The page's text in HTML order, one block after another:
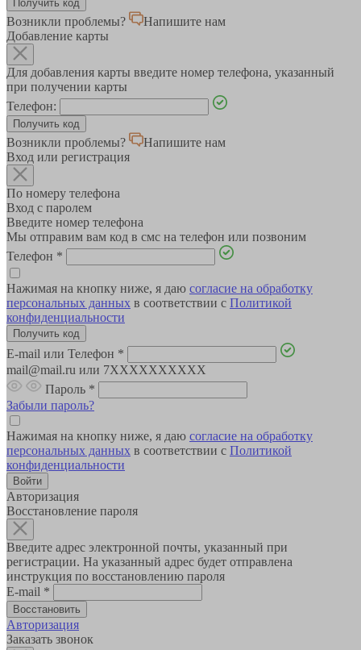
Возникли проблемы?
Напишите нам
Добавление карты
Для добавления карты введите номер телефона, указанный
при получении карты
Телефон:
Возникли проблемы?
Напишите нам
Вход или регистрация
По номеру телефона
Вход с паролем
Введите номер телефона
Мы отправим вам код в смс на телефон или позвоним
Телефон *
Нажимая на кнопку ниже, я даю согласие на обработку
персональных данных в соответствии с Политикой
конфиденциальности
E-mail или Телефон *
mail@mail.ru или 7XXXXXXXXXX
Пароль *
Забыли пароль?
Нажимая на кнопку ниже, я даю согласие на обработку
персональных данных в соответствии с Политикой
конфиденциальности
Авторизация
Восстановление пароля
Введите адрес электронной почты, указанный при
регистрации. На указанный адрес будет отправлена
инструкция по восстановлению пароля
E-mail *
Авторизация
Заказать звонок